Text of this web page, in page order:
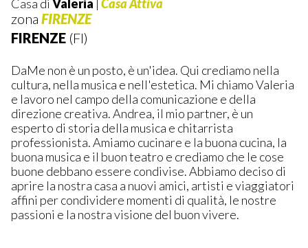
Casa di Valeria |Casa Attiva
zonaFIRENZE
FIRENZE (FI)
DaMe non è un posto, è un'idea. Qui crediamo nella
cultura, nella musica e nell'estetica. Mi chiamo Valeria
e lavoro nel campo della comunicazione e della
direzione creativa. Andrea, il mio partner, è un
esperto di storia della musica e chitarrista
professionista. Amiamo cucinare e la buona cucina, la
buona musica e il buon teatro e crediamo che le cose
buone debbano essere condivise. Abbiamo deciso di
aprire la nostra casa a nuovi amici, artisti e viaggiatori
affini per condividere momenti di qualità, le nostre
passioni e la nostra visione del buon vivere.